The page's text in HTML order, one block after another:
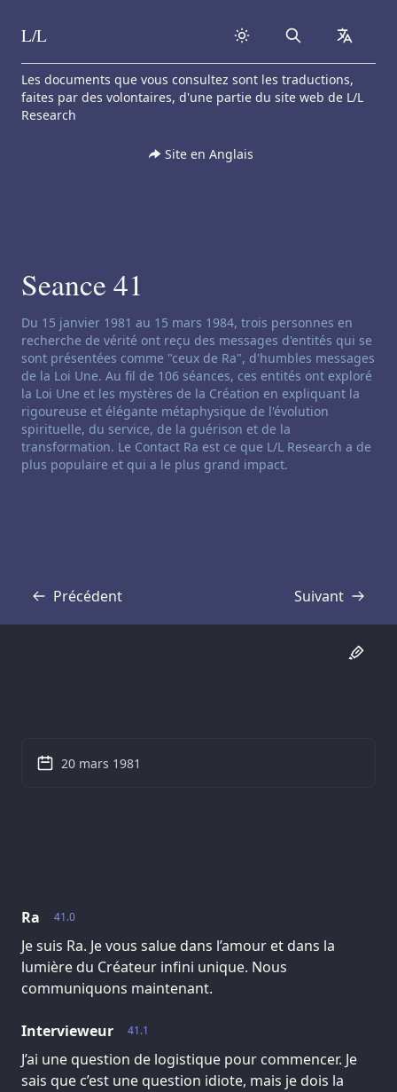
Skip to content
L/L Search
Les documents que vous consultez sont les traductions,
faites par des volontaires, d'une partie du site web de L/L
Research
Site en Anglais
Seance 41
Clause de non-responsabilité concernant le channeling:
Du 15 janvier 1981 au 15 mars 1984, trois personnes en
recherche de vérité ont reçu des messages d'entités qui se
sont présentées comme "ceux de Ra", d'humbles messages
de la Loi Une. Au fil de 106 séances, ces entités ont exploré
la Loi Une et les mystères de la Création en expliquant la
rigoureuse et élégante métaphysique de l'évolution
spirituelle, du service, de la guérison et de la
transformation. Le Contact Ra est ce que L/L Research a de
plus populaire et qui a le plus grand impact.
Précédent
Transcription Suivant
Transcription
41.0
Ra
Je suis Ra. Je vous salue dans l’amour et dans la
lumière du Créateur infini unique. Nous
communiquons maintenant.
41.1
Intervieweur
J’ai une question de logistique pour commencer. Je
sais que c’est une question idiote, mais je dois la
20 mars 1981